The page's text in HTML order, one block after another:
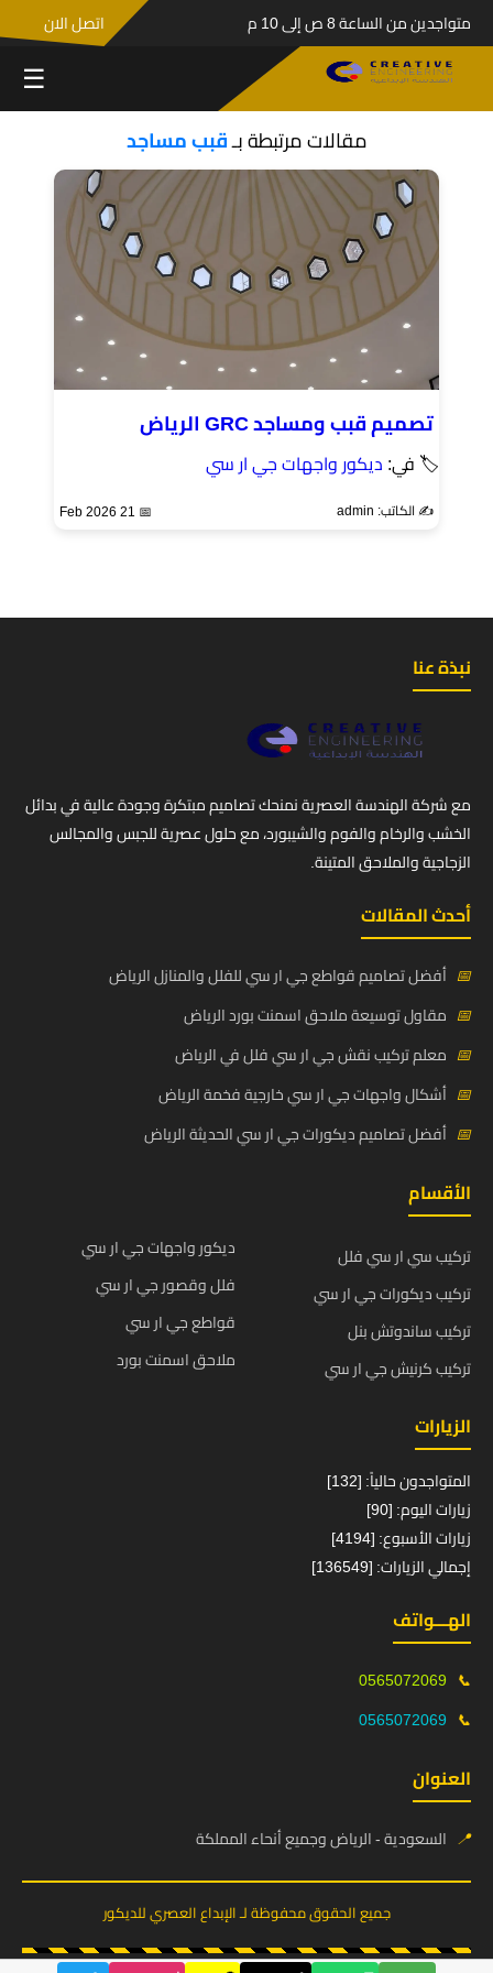
متواجدين من الساعة 8 ص إلى 10 م اتصل الان
☰
مقالات مرتبطة بـقبب مساجد
تصميم قبب ومساجد GRC الرياض
🏷 في: ديكور واجهات جي ار سي
✍️ الكاتب: admin 📅 21 Feb 2026
نبذة عنا
مع شركة الهندسة العصرية نمنحك تصاميم مبتكرة وجودة عالية في بدائل
الخشب والرخام والفوم والشيبورد، مع حلول عصرية للجبس والمجالس
الزجاجية والملاحق المتينة.
أحدث المقالات
📅 أفضل تصاميم قواطع جي ار سي للفلل والمنازل الرياض
📅 مقاول توسيعة ملاحق اسمنت بورد الرياض
📅 معلم تركيب نقش جي ار سي فلل في الرياض
📅 أشكال واجهات جي ار سي خارجية فخمة الرياض
📅 أفضل تصاميم ديكورات جي ار سي الحديثة الرياض
الأقسام
تركيب سي ار سي فلل
تركيب ديكورات جي ار سي
تركيب ساندوتش بنل
تركيب كرنيش جي ار سي
ديكور واجهات جي ار سي
فلل وقصور جي ار سي
قواطع جي ار سي
ملاحق اسمنت بورد
الزيارات
المتواجدون حالياً: [132]
زيارات اليوم: [90]
زيارات الأسبوع: [4194]
إجمالي الزيارات: [136549]
الهـــواتف
📞
0565072069
📞
0565072069
العنوان
📍 السعودية - الرياض وجميع أنحاء المملكة
جميع الحقوق محفوظة لـ الإبداع العصري للديكور